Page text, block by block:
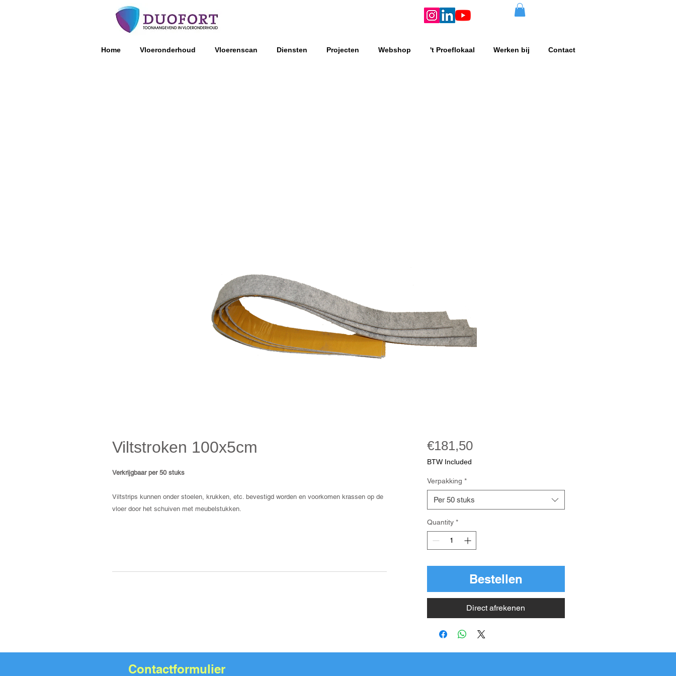
Home Vloeronderhoud Vloerenscan Diensten Projecten Webshop 't Proeflokaal Werken bij Contact
Viltstroken 100x5cm
Verkrijgbaar per 50 stuks
Viltstrips kunnen onder stoelen, krukken, etc. bevestigd worden en voorkomen krassen op de
vloer door het schuiven met meubelstukken.
€181,50Price
BTW Included
Verpakking *
Per 50 stuks
Quantity *
Bestellen
Direct afrekenen
Contactformulier